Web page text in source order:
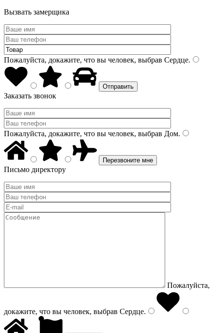
Вызвать замерщика
Пожалуйста, докажите, что вы человек, выбрав Сердце.
Заказать звонок
Пожалуйста, докажите, что вы человек, выбрав Дом.
Письмо директору
Пожалуйста,
докажите, что вы человек, выбрав Сердце.